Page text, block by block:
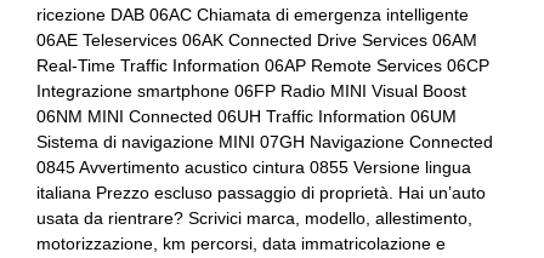
Fari con accensione automatica + sensore pioggia
Garanzie
Illuminazione abitacolo
Indicatore cambio marcia
Interni personalizzazione colori
Chiave di riserva
Chiusura centralizzata
Climatizzatore automatico a due zone
Comandi al volante
ricezione DAB 06AC Chiamata di emergenza intelligente
06AE Teleservices 06AK Connected Drive Services 06AM
Real-Time Traffic Information 06AP Remote Services 06CP
Integrazione smartphone 06FP Radio MINI Visual Boost
06NM MINI Connected 06UH Traffic Information 06UM
Sistema di navigazione MINI 07GH Navigazione Connected
0845 Avvertimento acustico cintura 0855 Versione lingua
italiana Prezzo escluso passaggio di proprietà. Hai un’auto
usata da rientrare? Scrivici marca, modello, allestimento,
motorizzazione, km percorsi, data immatricolazione e